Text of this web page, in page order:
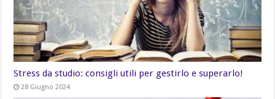
Stress da studio: consigli utili per gestirlo e superarlo!
28 Giugno 2024